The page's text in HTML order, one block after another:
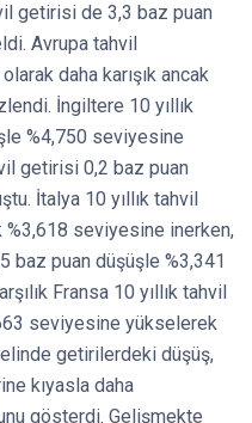
getirisi de 3,3 baz puan
Avrupa tahvil
daha karışık ancak
İngiltere 10 yıllık
%4,750 seviyesine
getirisi 0,2 baz puan
İtalya 10 yıllık tahvil
seviyesine inerken,
baz puan düşüşle %3,341
Fransa 10 yıllık tahvil
seviyesine yükselerek
getirilerdeki düşüş,
kıyasla daha
gösterdi. Gelişmekte